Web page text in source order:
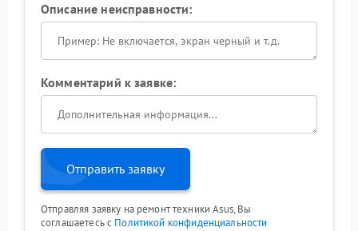
Описание неисправности:
Комментарий к заявке:
Отправить заявку
Отправляя заявку на ремонт техники Asus, Вы
соглашаетесь с Политикой конфиденциальности